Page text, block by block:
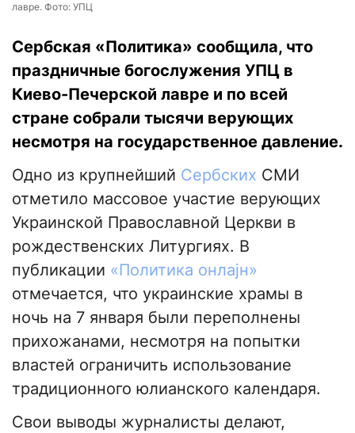
лавре. Фото: УПЦ
Сербская «Политика» сообщила, что
праздничные богослужения УПЦ в
Киево-Печерской лавре и по всей
стране собрали тысячи верующих
несмотря на государственное давление.
Одно из крупнейший Сербских СМИ
отметило массовое участие верующих
Украинской Православной Церкви в
рождественских Литургиях. В
публикации «Политика онлајн»
отмечается, что украинские храмы в
ночь на 7 января были переполнены
прихожанами, несмотря на попытки
властей ограничить использование
традиционного юлианского календаря.
Свои выводы журналисты делают,